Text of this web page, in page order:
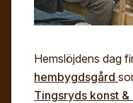
Hemslöjdens dag
hembygdsgård
Tingsryds konst
Jag godkänner att
för att hantera din
något företag,